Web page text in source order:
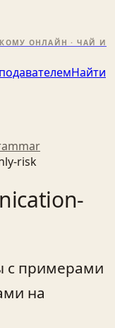
ОНЛАЙН · ЧАЙ И
Найти
risk
с примерами
на